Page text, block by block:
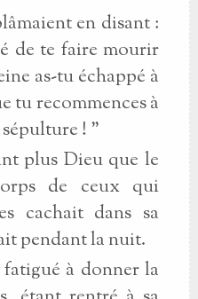
en disant :
de te faire mourir
as-tu échappé à
tu recommences à
! "
plus Dieu que le
de ceux qui
cachait dans sa
pendant la nuit.
à donner la